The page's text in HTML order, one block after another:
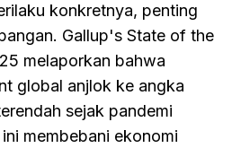
konkretnya, penting
Gallup's State of the
melaporkan bahwa
global anjlok ke angka
sejak pandemi
membebani ekonomi